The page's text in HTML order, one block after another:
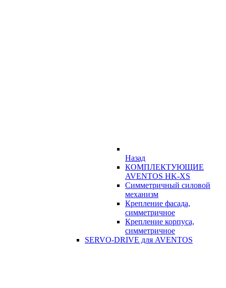
Назад
КОМПЛЕКТУЮЩИЕ
AVENTOS HK-XS
Симметричный силовой
механизм
Крепление фасада,
симметричное
Крепление корпуса,
симметричное
SERVO-DRIVE для AVENTOS